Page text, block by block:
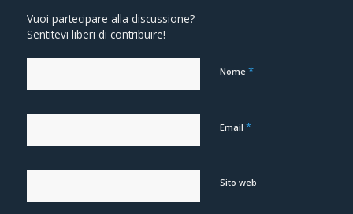
Vuoi partecipare alla discussione?
Sentitevi liberi di contribuire!
Nome *
Email *
Sito web